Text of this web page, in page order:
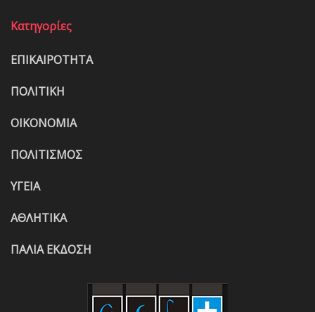
Κατηγορίες
ΕΠΙΚΑΙΡΟΤΗΤΑ
ΠΟΛΙΤΙΚΗ
ΟΙΚΟΝΟΜΙΑ
ΠΟΛΙΤΙΣΜΟΣ
ΥΓΕΙΑ
ΑΘΛΗΤΙΚΑ
ΠΑΛΙΑ ΕΚΔΟΣΗ